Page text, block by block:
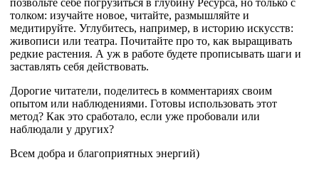
толком: изучайте новое, читайте, размышляйте и
медитируйте. Углубитесь, например, в историю искусств:
живописи или театра. Почитайте про то, как выращивать
редкие растения. А уж в работе будете прописывать шаги и
заставлять себя действовать.
Дорогие читатели, поделитесь в комментариях своим
опытом или наблюдениями. Готовы использовать этот
метод? Как это сработало, если уже пробовали или
наблюдали у других?
Всем добра и благоприятных энергий)